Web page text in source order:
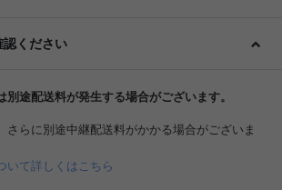
認ください
別途配送料が発生する場合がございます。
さらに別途中継配送料がかかる場合がございま
いて詳しくはこちら